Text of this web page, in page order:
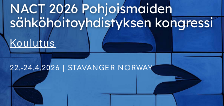
NACT 2026 Pohjoismaiden
sähköhoitoyhdistyksen kongressi
Koulutus
22.-24.4.2026 | STAVANGER NORWAY